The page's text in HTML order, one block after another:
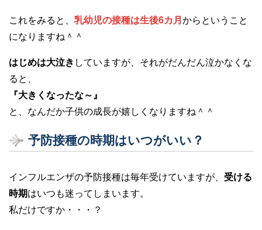
これをみると、 乳幼児の接種は生後6カ月 からということ
になりますね＾＾
はじめは大泣き していますが、それがだんだん泣かなくな
ると、
『大きくなったな～』
と、なんだか子供の成長が嬉しくなりますね＾＾
予防接種の時期はいつがいい？
インフルエンザの予防接種は毎年受けていますが、 受ける
時期はいつも迷ってしまいます。
私だけですか・・・？